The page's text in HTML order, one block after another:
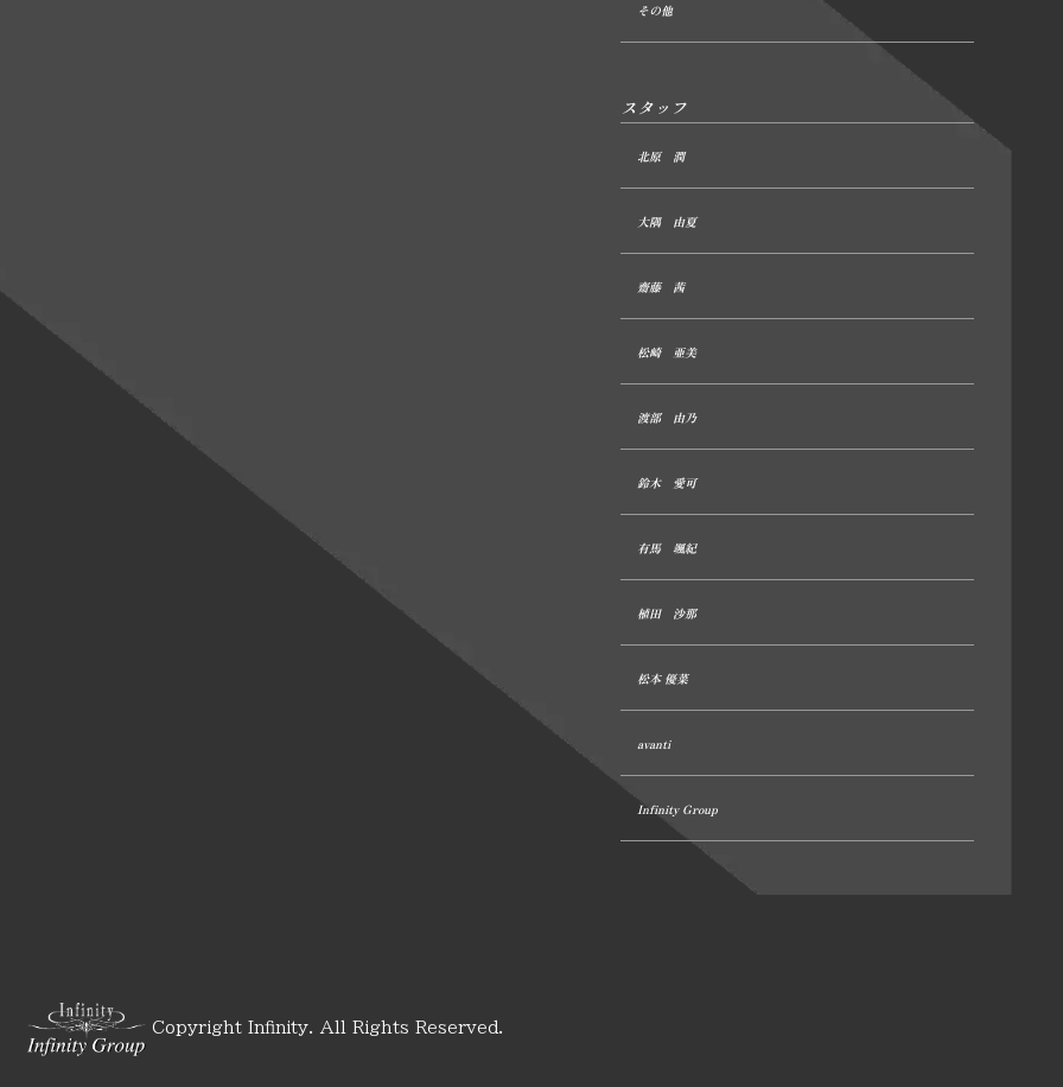
その他
スタッフ
北原 潤
大隅 由夏
齋藤 茜
松崎 亜美
渡部 由乃
鈴木 愛可
有馬 颯紀
植田 沙那
松本 優菜
avanti
Infinity Group
Copyright Infinity. All Rights Reserved.